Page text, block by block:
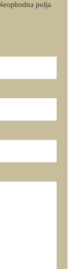
polja